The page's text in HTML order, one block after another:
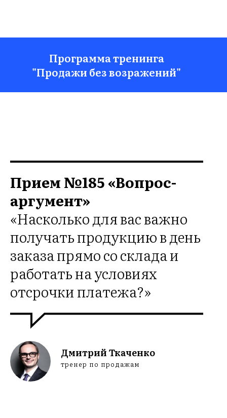
Программа тренинга
"Продажи без возражений"
Прием №185 «Вопрос-
аргумент»
«Насколько для вас важно
получать продукцию в день
заказа прямо со склада и
работать на условиях
отсрочки платежа?»
Дмитрий Ткаченко
тренер по продажам